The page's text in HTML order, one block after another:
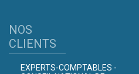
NOS
CLIENTS
EXPERTS-COMPTABLES -